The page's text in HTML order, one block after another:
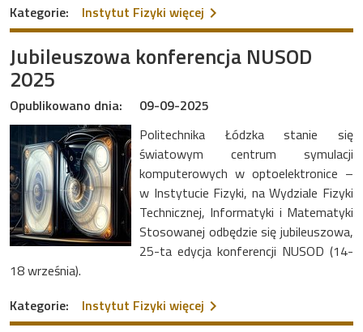
Kategorie:
Instytut Fizyki więcej na temat Trening
Jubileuszowa konferencja NUSOD
2025
Opublikowano dnia:
09-09-2025
Politechnika Łódzka stanie się
światowym centrum symulacji
komputerowych w optoelektronice –
w Instytucie Fizyki, na Wydziale Fizyki
Technicznej, Informatyki i Matematyki
Stosowanej odbędzie się jubileuszowa,
25-ta edycja konferencji NUSOD (14-
18 września).
Kategorie:
Instytut Fizyki więcej na temat Jubileuszowa